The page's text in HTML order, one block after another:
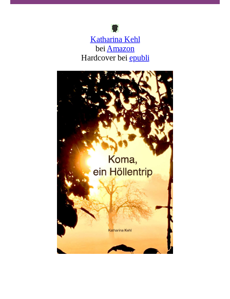
Katharina Kehl
bei Amazon
Hardcover bei epubli